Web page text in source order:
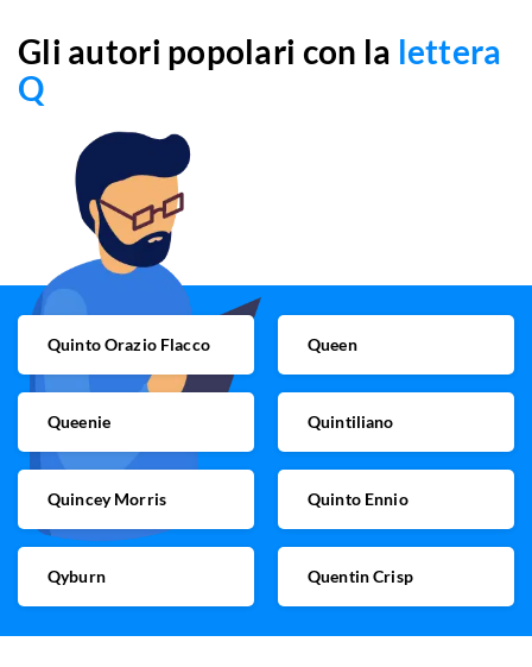
Gli autori popolari con la lettera
Q
Quinto Orazio Flacco Queen
Queenie Quintiliano
Quincey Morris Quinto Ennio
Qyburn Quentin Crisp